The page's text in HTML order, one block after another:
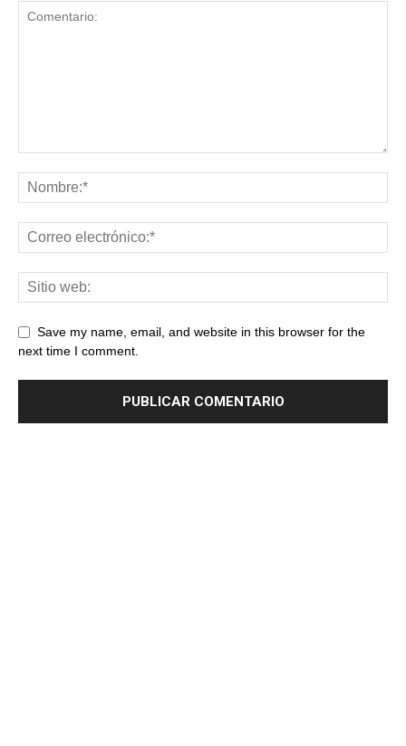
Save my name, email, and website in this browser for the
next time I comment.